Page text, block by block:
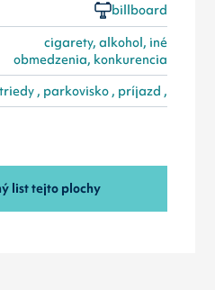
billboard
cigarety, alkohol, iné
obmedzenia, konkurencia
, parkovisko , príjazd ,
list tejto plochy